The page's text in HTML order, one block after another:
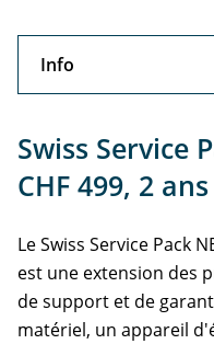
Info
Swiss Service
CHF 499, 2 ans
Le Swiss Service Pack
est une extension des
de support et de
matériel, un appareil